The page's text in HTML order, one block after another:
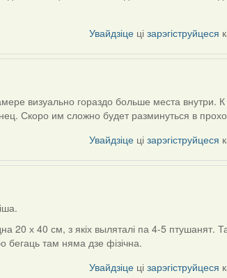
Увайдзіце цізарэгіструйцеся
визуально гораздо больше места внутри.
Скоро им сложно будет разминуться в
Увайдзіце цізарэгіструйцеся
х 40 см, з якіх выляталі па 4-5 птушанят.
бегаць там няма дзе фізічна.
Увайдзіце цізарэгіструйцеся